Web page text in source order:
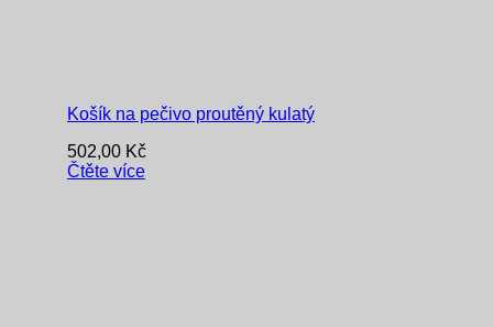
Košík na pečivo proutěný kulatý
502,00 Kč
Čtěte více